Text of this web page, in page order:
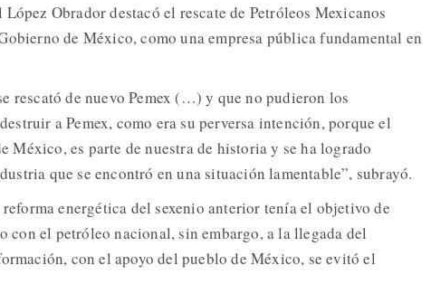
Obrador destacó el rescate de Petróleos Mexicanos
de México, como una empresa pública fundamental en
rescató de nuevo Pemex (…) y que no pudieron los
a Pemex, como era su perversa intención, porque el
México, es parte de nuestra de historia y se ha logrado
que se encontró en una situación lamentable”, subrayó.
energética del sexenio anterior tenía el objetivo de
el petróleo nacional, sin embargo, a la llegada del
con el apoyo del pueblo de México, se evitó el